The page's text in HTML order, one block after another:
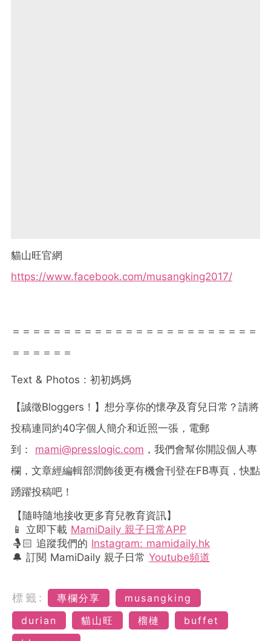
貓山旺官網
https://www.facebook.com/musangking2017/
＝＝＝＝＝＝＝＝＝＝＝＝＝＝＝＝＝＝＝＝＝＝＝＝
＝＝＝＝＝＝
Text & Photos : 初初媽媽
【誠徵Bloggers ！】想分享你的懷孕及育兒日常？請將
投稿連同約40字個人簡介和近照一張，電郵
到：
mami@presslogic.com ，我們會幫你開設個人專
欄，文章經編輯部潤飾後更有機會刊登在FB專頁，快點
踴躍投稿吧！
【隨時隨地接收更多育兒教育資訊】
📱 立即下載 MamiDaily 親子日常APP
🤱🏻 追蹤我們的 Instagram: mamidaily.hk
🔔 訂閱 MamiDaily 親子日常 Youtube頻道
標籤: 專欄分享
musangking
durian
貓山旺 榴槤
buffet